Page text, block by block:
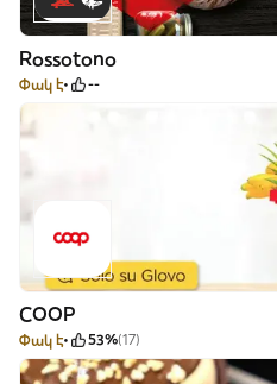
Rossotono
Փակ է --
COOP
Փակ է 53%(17)